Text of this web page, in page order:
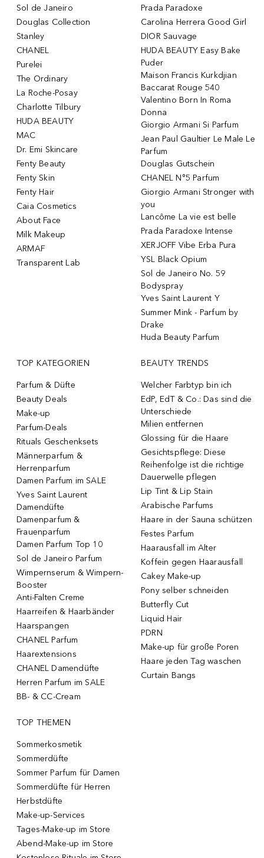
Sol de Janeiro
Douglas Collection
Stanley
CHANEL
Purelei
The Ordinary
La Roche-Posay
Charlotte Tilbury
HUDA BEAUTY
MAC
Dr. Emi Skincare
Fenty Beauty
Fenty Skin
Fenty Hair
Caia Cosmetics
About Face
Milk Makeup
ARMAF
Transparent Lab
Prada Paradoxe
Carolina Herrera Good Girl
DIOR Sauvage
HUDA BEAUTY Easy Bake
Puder
Maison Francis Kurkdjian
Baccarat Rouge 540
Valentino Born In Roma
Donna
Giorgio Armani Si Parfum
Jean Paul Gaultier Le Male Le
Parfum
Douglas Gutschein
CHANEL N°5 Parfum
Giorgio Armani Stronger with
you
Lancôme La vie est belle
Prada Paradoxe Intense
XERJOFF Vibe Erba Pura
YSL Black Opium
Sol de Janeiro No. 59
Bodyspray
Yves Saint Laurent Y
Summer Mink - Parfum by
Drake
Huda Beauty Parfum
TOP KATEGORIEN
Parfum & Düfte
Beauty Deals
Make-up
Parfum-Deals
Rituals Geschenksets
Männerparfum &
Herrenparfum
Damen Parfum im SALE
Yves Saint Laurent
Damendüfte
Damenparfum &
Frauenparfum
Damen Parfum Top 10
Sol de Janeiro Parfum
Wimpernserum & Wimpern-
Booster
Anti-Falten Creme
Haarreifen & Haarbänder
Haarspangen
CHANEL Parfum
Haarextensions
CHANEL Damendüfte
Herren Parfum im SALE
BB- & CC-Cream
BEAUTY TRENDS
Welcher Farbtyp bin ich
EdP, EdT & Co.: Das sind die
Unterschiede
Milien entfernen
Glossing für die Haare
Gesichtspflege: Diese
Reihenfolge ist die richtige
Dauerwelle pflegen
Lip Tint & Lip Stain
Arabische Parfums
Haare in der Sauna schützen
Festes Parfum
Haarausfall im Alter
Koffein gegen Haarausfall
Cakey Make-up
Pony selber schneiden
Butterfly Cut
Liquid Hair
PDRN
Make-up für große Poren
Haare jeden Tag waschen
Curtain Bangs
TOP THEMEN
Sommerkosmetik
Sommerdüfte
Sommer Parfum für Damen
Sommerdüfte für Herren
Herbstdüfte
Make-up-Services
Tages-Make-up im Store
Abend-Make-up im Store